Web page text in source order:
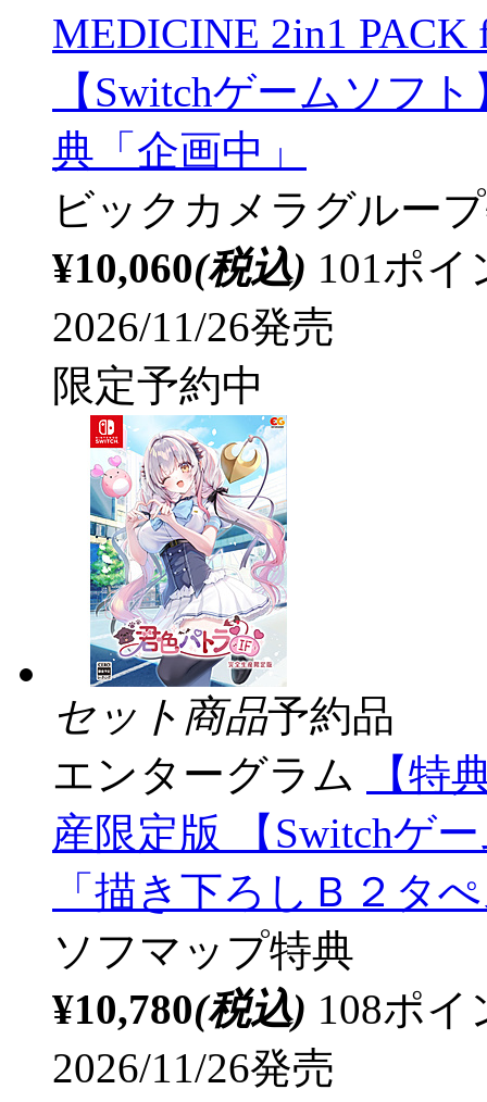
MEDICINE 2in1 PACK
【Switchゲームソフ
典「企画中」
ビックカメラグルー
¥10,060(税込) 101ポ
2026/11/26発売
限定予約中
セット商品予約品
エンターグラム
【特
産限定版 【Switchゲ
「描き下ろしＢ２タ
ソフマップ特典
¥10,780(税込) 108ポ
2026/11/26発売